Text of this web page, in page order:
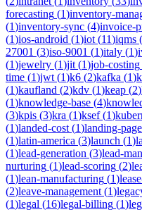
forecasting (1)inventory-
(1)inventory-sync (4)invoice-
(1)ios-android (1)iot (11)iqms (
27001 (3)iso-9001 (1)italy (1)
(1)jewelry (1)jit (1)job-costing
time (1)jwt (1)k6 (2)kafka (1)
(1)kaufland (2)kdv (1)keap (2)
(1)knowledge-base (4)
(3)kpis (3)kra (1)ksef(1)
(1)landed-cost (1)landing-
(1)latin-america (3)launch (1)
(1)lead-generation (3)lead-
nurturing (1)lead-scoring (2)
(1)lean-manufacturing (1)
(2)leave-management (1)
(1)legal (16)legal-billing (1)